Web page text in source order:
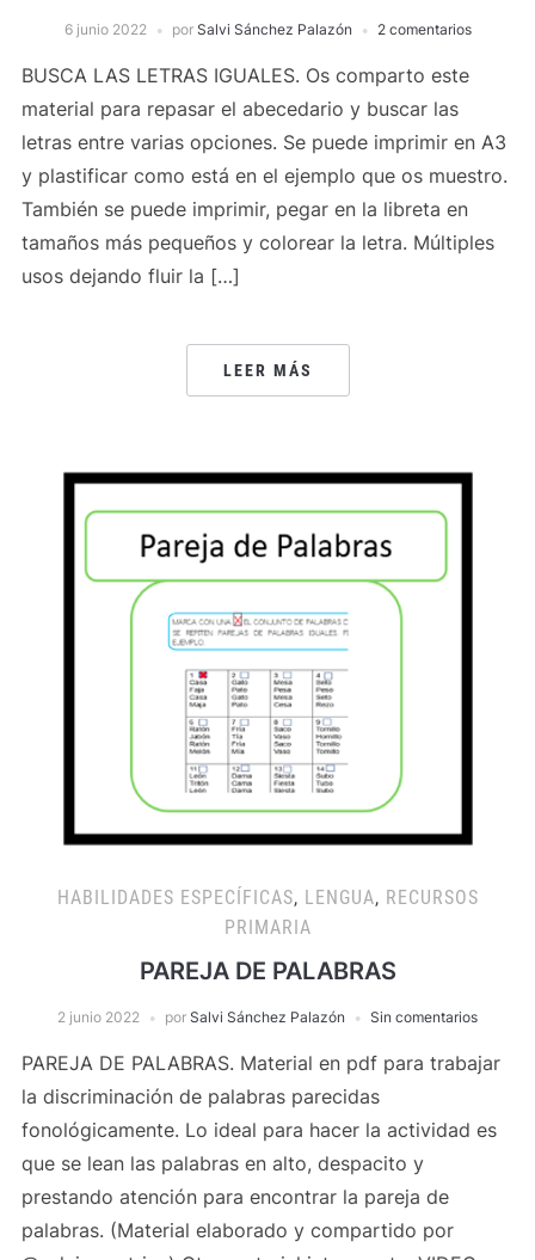
6 junio 2022 por Salvi Sánchez Palazón 2 comentarios
BUSCA LAS LETRAS IGUALES. Os comparto este
material para repasar el abecedario y buscar las
letras entre varias opciones. Se puede imprimir en A3
y plastificar como está en el ejemplo que os muestro.
También se puede imprimir, pegar en la libreta en
tamaños más pequeños y colorear la letra. Múltiples
usos dejando fluir la […]
LEER MÁS
HABILIDADES ESPECÍFICAS, LENGUA, RECURSOS
PRIMARIA
PAREJA DE PALABRAS
2 junio 2022 por Salvi Sánchez Palazón Sin comentarios
PAREJA DE PALABRAS. Material en pdf para trabajar
la discriminación de palabras parecidas
fonológicamente. Lo ideal para hacer la actividad es
que se lean las palabras en alto, despacito y
prestando atención para encontrar la pareja de
palabras. (Material elaborado y compartido por